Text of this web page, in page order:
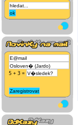
5 + 3 =